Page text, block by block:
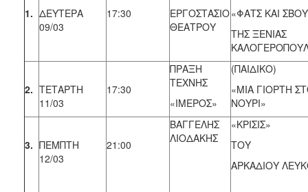
1. ΔΕΥΤΕΡΑ
09/03
17:30
ΕΡΓΟΣΤΑΣΙΟ
ΘΕΑΤΡΟΥ
«ΦΑΤΣ KAI
ΤΗΣ ΞΕΝΙΑΣ
2. ΤΕΤΑΡΤΗ
11/03
17:30
ΠΡΑΞΗ
ΤΕΧΝΗΣ
«IΜΕΡΟΣ»
(ΠΑΙΔΙΚΟ)
«ΜΙΑ ΓΙΟΡΤΗ
ΝΟΥΡΙ»
3. ΠΕΜΠΤΗ
12/03
21:00
ΒΑΓΓΕΛΗΣ
ΛΙΟΔΑΚΗΣ
«ΚΡΙΣΙΣ»
ΤΟΥ
ΑΡΚΑΔΙΟΥ